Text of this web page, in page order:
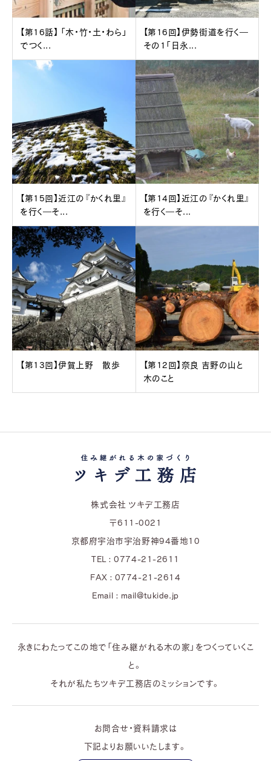
【第16話】 「木・竹・土・わら」
でつく...
【第16回】伊勢街道を行く―
その1「日永...
【第15回】近江の『かくれ里』
を行く―そ...
【第14回】近江の『かくれ里』
を行く―そ...
【第13回】伊賀上野 散歩
【第12回】奈良 吉野の山と
木のこと
株式会社 ツキデ工務店
〒611-0021
京都府宇治市宇治野神94番地10
TEL : 0774-21-2611
FAX : 0774-21-2614
Email : mail@tukide.jp
永きにわたってこの地で「住み継がれる木の家」をつくっていくこ
と。
それが私たちツキデ工務店のミッションです。
お問合せ・資料請求は
下記よりお願いいたします。